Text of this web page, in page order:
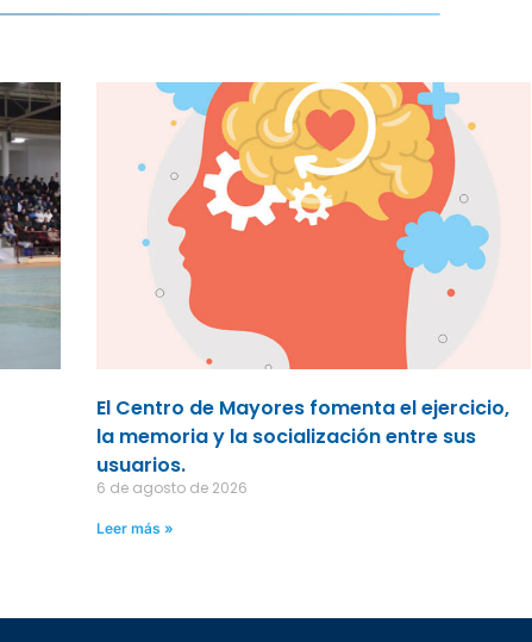
El Centro de Mayores fomenta el ejercicio,
la memoria y la socialización entre sus
usuarios.
6 de agosto de 2026
Leer más »